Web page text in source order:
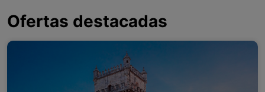
Ofertas destacadas